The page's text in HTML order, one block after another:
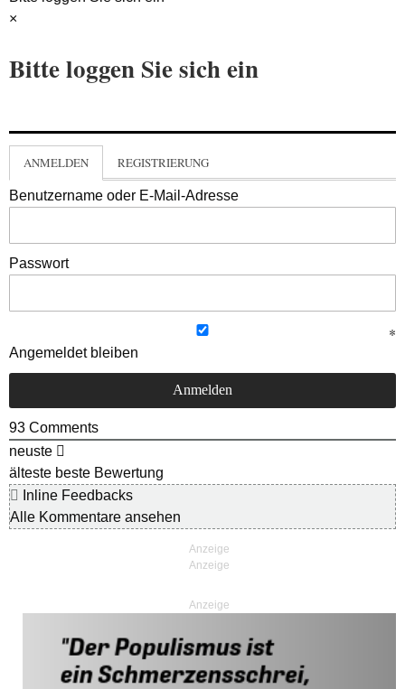
×
Bitte loggen Sie sich ein
ANMELDEN REGISTRIERUNG
Benutzername oder E-Mail-Adresse
Passwort
Angemeldet bleiben
93 Comments
neuste
älteste beste Bewertung
Inline Feedbacks
Alle Kommentare ansehen
Anzeige